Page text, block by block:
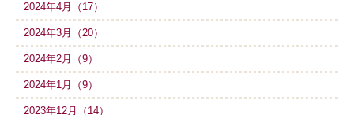
2024年4月（17）
2024年3月（20）
2024年2月（9）
2024年1月（9）
2023年12月（14）